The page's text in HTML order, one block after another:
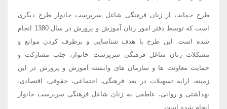
طرح حمایت از زنان فرهنگی شاغل سرپرست خانوار طرح دیگری
است که توسط دفتر امور زنان آموزش و پرورش در سال 1380 انجام
شده است. این طرح با هدف شناسایی و برطرف کردن موانع و
مشکلات زنان شاغل فرهنگی سرپرست خانوار، جلب مشارکت و
حمایت معاونت ها و سازمان های وابسته آموزش و پرورش در این
زمینه، ارایه تسهیلات در بعد فرهنگی، اجتماعی، حقوقی، اقتصادی،
بهداشتی و روانی، عاطفی به زنان شاغل فرهنگی سرپرست خانوار
انجام شده است.